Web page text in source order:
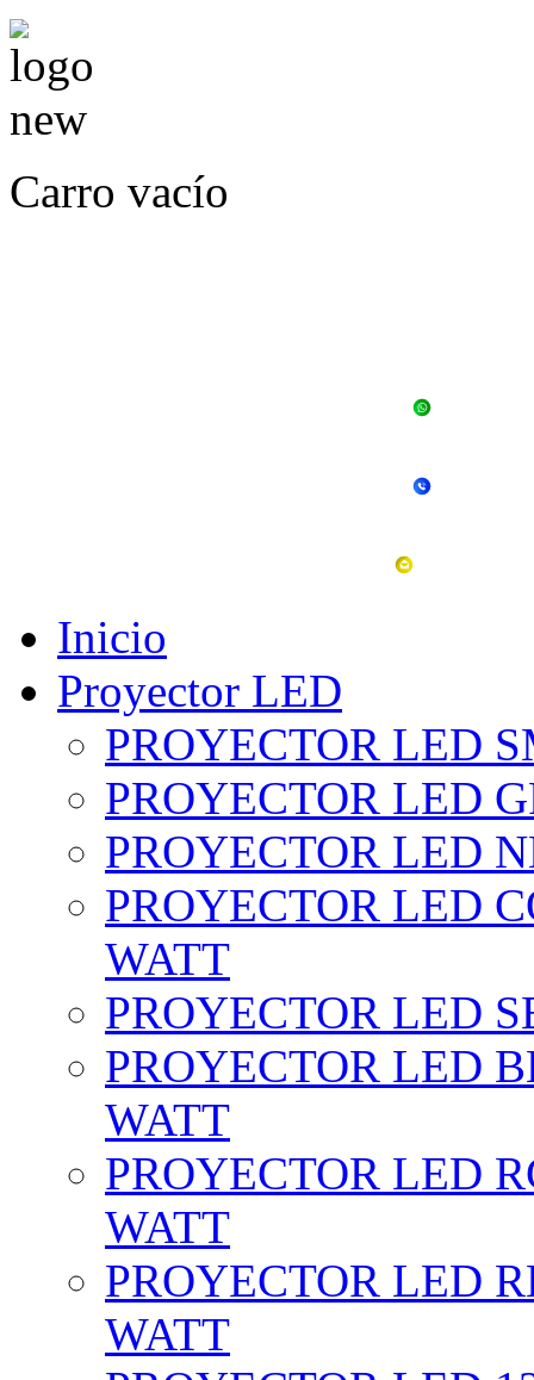
Carro vacío
Inicio
Proyector LED
PROYECTOR LED
PROYECTOR LED
PROYECTOR LED
PROYECTOR LED
WATT
PROYECTOR LED
PROYECTOR LED
WATT
PROYECTOR LED
WATT
PROYECTOR LED
WATT